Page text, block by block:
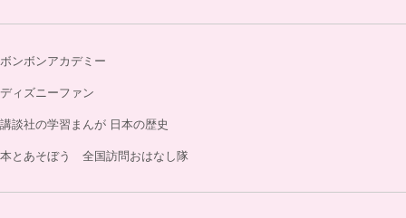
ボンボンアカデミー
ディズニーファン
講談社の学習まんが 日本の歴史
本とあそぼう 全国訪問おはなし隊